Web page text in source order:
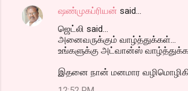
ஷண்முகப்ரியன் said…
ஜெட்லி said...
அனைவருக்கும் வாழ்த்துக்கள்...
உங்களுக்கு அட்வான்ஸ்
இதனை நான் மனமார